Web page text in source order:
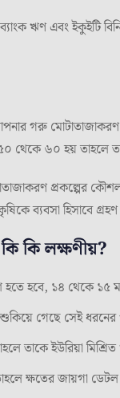
ঋণ এবং ইকুইটি
গরু
থেকে ৬০ হয় তাহলে
প্রকল্পের
ব্যবসা হিসাবে গ্রহণ
কি লক্ষণীয়?
হবে, ১৪ থেকে ১৫
গেছে সেই
তাকে ইউরিয়া
ক্ষতের জায়গা ডেটল